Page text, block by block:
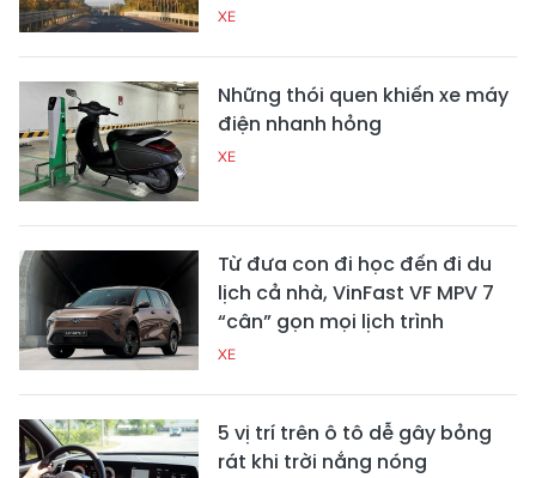
XE
Những thói quen khiến xe máy
điện nhanh hỏng
XE
Từ đưa con đi học đến đi du
lịch cả nhà, VinFast VF MPV 7
“cân” gọn mọi lịch trình
XE
5 vị trí trên ô tô dễ gây bỏng
rát khi trời nắng nóng